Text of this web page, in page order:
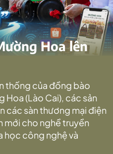
Hoa lên
thống của đồng bào
Hoa (Lào Cai), các sản
các sàn thương mại điện
mới cho nghề truyền
học công nghệ và